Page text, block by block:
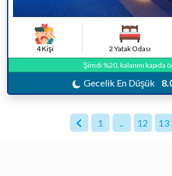
4 Kişi 2 Yatak Odası
Şimdi %20, kalanını kapıda
Gecelik En Düşük
1 .. 12 13